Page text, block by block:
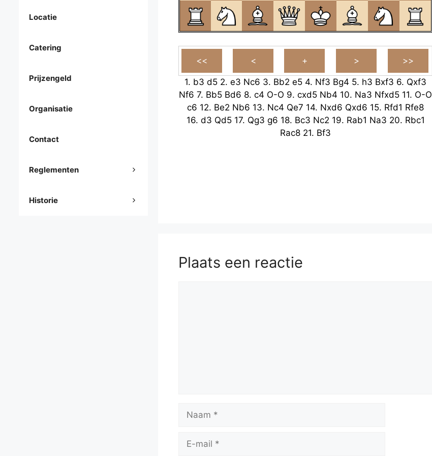
1. b3 d5 2. e3 Nc6 3. Bb2 e5 4. Nf3 Bg4 5. h3 Bxf3 6. Qxf3
Nf6 7. Bb5 Bd6 8. c4 O-O 9. cxd5 Nb4 10. Na3 Nfxd5 11. O-O
c6 12. Be2 Nb6 13. Nc4 Qe7 14. Nxd6 Qxd6 15. Rfd1 Rfe8
16. d3 Qd5 17. Qg3 g6 18. Bc3 Nc2 19. Rab1 Na3 20. Rbc1
Rac8 21. Bf3
Plaats een reactie
mail
Locatie
Catering
Prijzengeld
Organisatie
Contact
Reglementen
Historie